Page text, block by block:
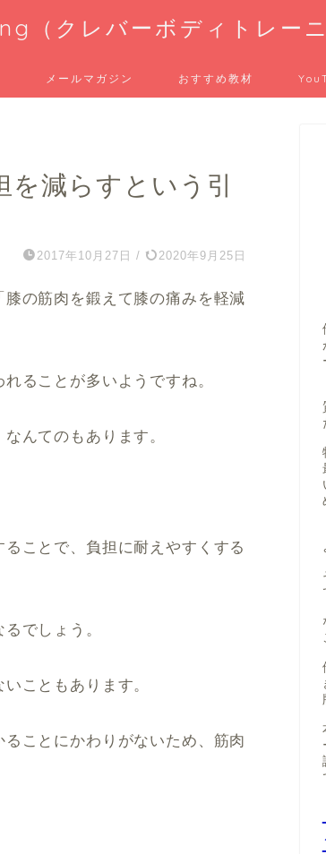
クレバーボディトレーニ
メールマガジン おすすめ教材
減らすという引
2017年10月27日 / 2020年9月25日
の筋肉を鍛えて膝の痛みを軽減
ることが多いようですね。
んてのもあります。
ことで、負担に耐えやすくする
でしょう。
こともあります。
ことにかわりがないため、筋肉